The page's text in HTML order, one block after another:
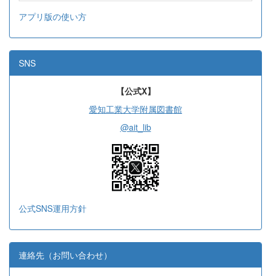
アプリ版の使い方
SNS
【公式X】
愛知工業大学附属図書館
@ait_lib
公式SNS運用方針
連絡先（お問い合わせ）